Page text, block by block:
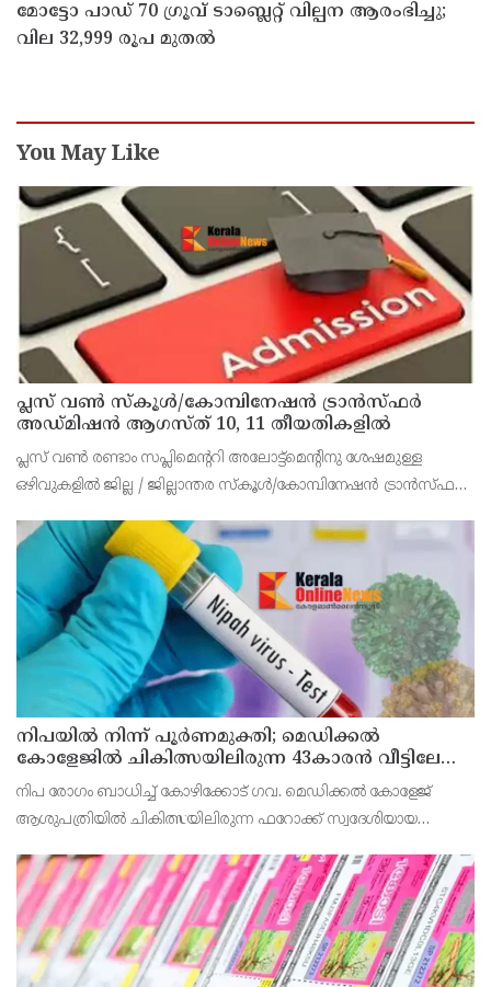
മോട്ടോ പാഡ് 70 ഗ്രൂവ് ടാബ്ലെറ്റ് വില്പന ആരംഭിച്ചു;
വില 32,999 രൂപ മുതൽ
You May Like
പ്ലസ് വൺ സ്‌കൂൾ/കോമ്പിനേഷൻ ട്രാൻസ്ഫർ
അഡ്മിഷൻ ആഗസ്ത് 10, 11 തീയതികളിൽ
പ്ലസ് വൺ രണ്ടാം സപ്ലിമെന്ററി അലോട്ട്‌മെന്റിനു ശേഷമുള്ള
ഒഴിവുകളിൽ ജില്ല / ജില്ലാന്തര സ്‌കൂൾ/കോമ്പിനേഷൻ ട്രാൻസ്ഫർ
വൈകിട്ട് 4 മണി വരെ നൽകിയിരുന്നു
നിപയിൽ നിന്ന് പൂർണമുക്തി; മെഡിക്കൽ
കോളേജിൽ ചികിത്സയിലിരുന്ന 43കാരൻ വീട്ടിലേക്ക്
മടങ്ങി
നിപ രോഗം ബാധിച്ച് കോഴിക്കോട് ഗവ. മെഡിക്കൽ കോളേജ്
ആശുപത്രിയിൽ ചികിത്സയിലിരുന്ന ഫറോക്ക് സ്വദേശിയായ